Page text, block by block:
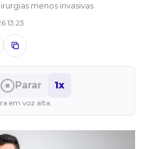
menos invasivas
13:23
Parar 1x
em voz alta.